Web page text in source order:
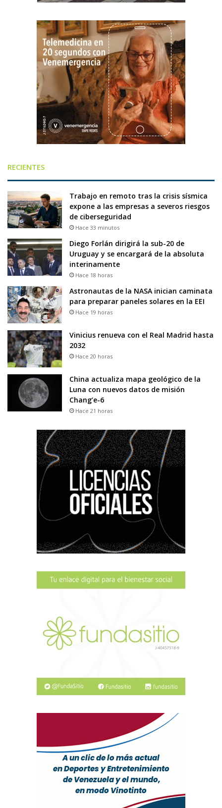
RECIENTES
Trabajo en remoto tras la crisis sísmica
expone a las empresas a severos riesgos
de ciberseguridad
Hace 33 minutos
Diego Forlán dirigirá la sub-20 de
Uruguay y se encargará de la absoluta
interinamente
Hace 18 horas
Astronautas de la NASA inician caminata
para preparar paneles solares en la EEI
Hace 19 horas
Vinicius renueva con el Real Madrid hasta
2032
Hace 20 horas
China actualiza mapa geológico de la
Luna con nuevos datos de misión
Chang’e-6
Hace 21 horas